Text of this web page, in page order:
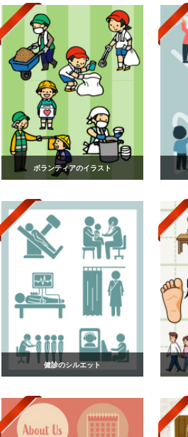
ボランティアのイラスト
健診のシルエット